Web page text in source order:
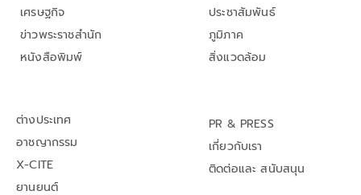
เศรษฐกิจ
ข่าวพระราชสำนัก
หนังสือพิมพ์
ประชาสัมพันธ์
ภูมิภาค
สิ่งแวดล้อม
ต่างประเทศ
อาชญากรรม
X-CITE
ยานยนต์
PR & PRESS
เกี่ยวกับเรา
ติดต่อและ สนับสนุน